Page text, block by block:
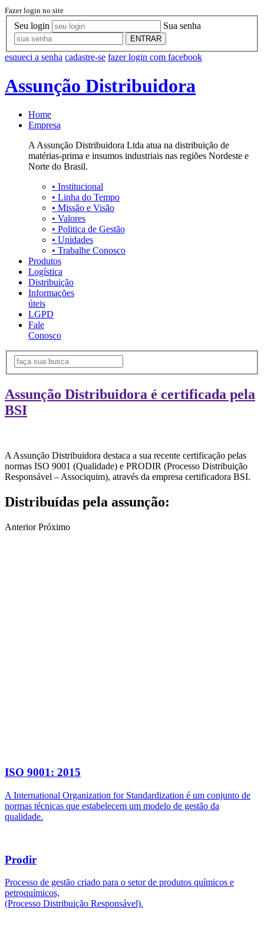
Fazer login no site
Seu login Sua senha
ENTRAR
esqueci a senha cadastre-se fazer login com facebook
Assunção Distribuidora
Home
Empresa
A Assunção Distribuidora Ltda atua na distribuição de
matérias-prima e insumos industriais nas regiões Nordeste e
Norte do Brasil.
• Institucional
• Linha do Tempo
• Missão e Visão
• Valores
• Politica de Gestão
• Unidades
• Trabalhe Conosco
Produtos
Logística
Distribuição
Informações
úteis
LGPD
Fale
Conosco
Assunção Distribuidora é certificada pela
BSI
A Assunção Distribuidora destaca a sua recente certificação pelas
normas ISO 9001 (Qualidade) e PRODIR (Processo Distribuição
Responsável – Associquim), através da empresa certificadora BSI.
Distribuídas pela assunção:
Anterior Próximo
ISO 9001: 2015
A International Organization for Standardization é um conjunto de
normas técnicas que estabelecem um modelo de gestão da
qualidade.
Prodir
Processo de gestão criado para o setor de produtos químicos e
petroquímicos,
(Processo Distribuição Responsável).